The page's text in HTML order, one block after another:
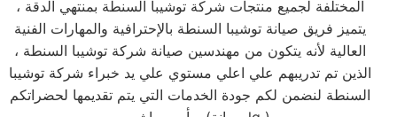
المختلفة لجميع منتجات شركة توشيبا السنطة بمنتهي الدقة ،
يتميز فريق صيانة توشيبا السنطة بالإحترافية والمهارات الفنية
العالية لأنه يتكون من مهندسين صيانة شركة توشيبا السنطة ،
الذين تم تدريبهم علي اعلي مستوي علي يد خبراء شركة توشيبا
السنطة لنضمن لكم جودة الخدمات التي يتم تقديمها لحضراتكم